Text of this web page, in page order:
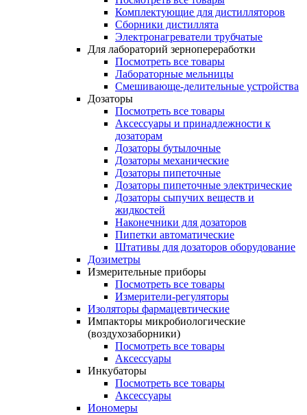
Комплектующие для дистилляторов
Сборники дистиллята
Электронагреватели трубчатые
Для лабораторий зернопереработки
Посмотреть все товары
Лабораторные мельницы
Смешивающе-делительные устройства
Дозаторы
Посмотреть все товары
Аксессуары и принадлежности к
дозаторам
Дозаторы бутылочные
Дозаторы механические
Дозаторы пипеточные
Дозаторы пипеточные электрические
Дозаторы сыпучих веществ и
жидкостей
Наконечники для дозаторов
Пипетки автоматические
Штативы для дозаторов оборудование
Дозиметры
Измерительные приборы
Посмотреть все товары
Измерители-регуляторы
Изоляторы фармацевтические
Импакторы микробиологические
(воздухозаборники)
Посмотреть все товары
Аксессуары
Инкубаторы
Посмотреть все товары
Аксессуары
Иономеры